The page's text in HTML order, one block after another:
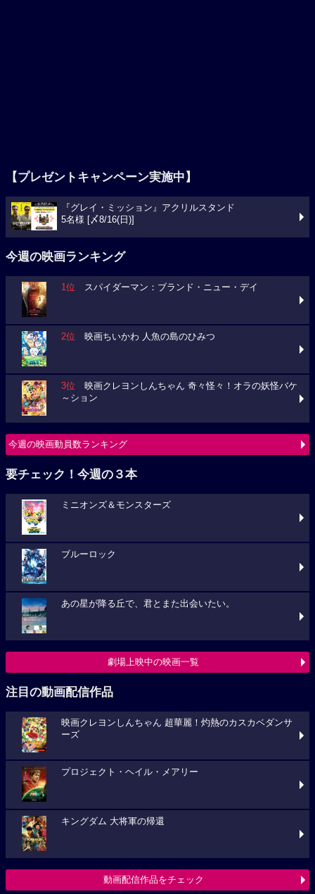
【プレゼントキャンペーン実施中】
『グレイ・ミッション』アクリルスタンド
5名様 [〆8/16(日)]
今週の映画ランキング
1位 スパイダーマン：ブランド・ニュー・デイ
2位 映画ちいかわ 人魚の島のひみつ
3位 映画クレヨンしんちゃん 奇々怪々！オラの妖怪バケ
～ション
今週の映画動員数ランキング
要チェック！今週の３本
ミニオンズ＆モンスターズ
ブルーロック
あの星が降る丘で、君とまた出会いたい。
劇場上映中の映画一覧
注目の動画配信作品
映画クレヨンしんちゃん 超華麗！灼熱のカスカベダンサ
ーズ
プロジェクト・ヘイル・メアリー
キングダム 大将軍の帰還
動画配信作品をチェック